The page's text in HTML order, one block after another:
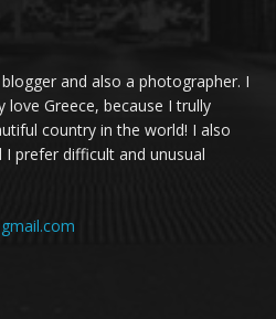
and also a photographer. I
love Greece, because I trully
country in the world! I also
prefer difficult and unusual